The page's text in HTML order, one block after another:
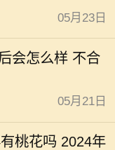
05月23日
会怎么样 不合
05月21日
桃花吗 2024年